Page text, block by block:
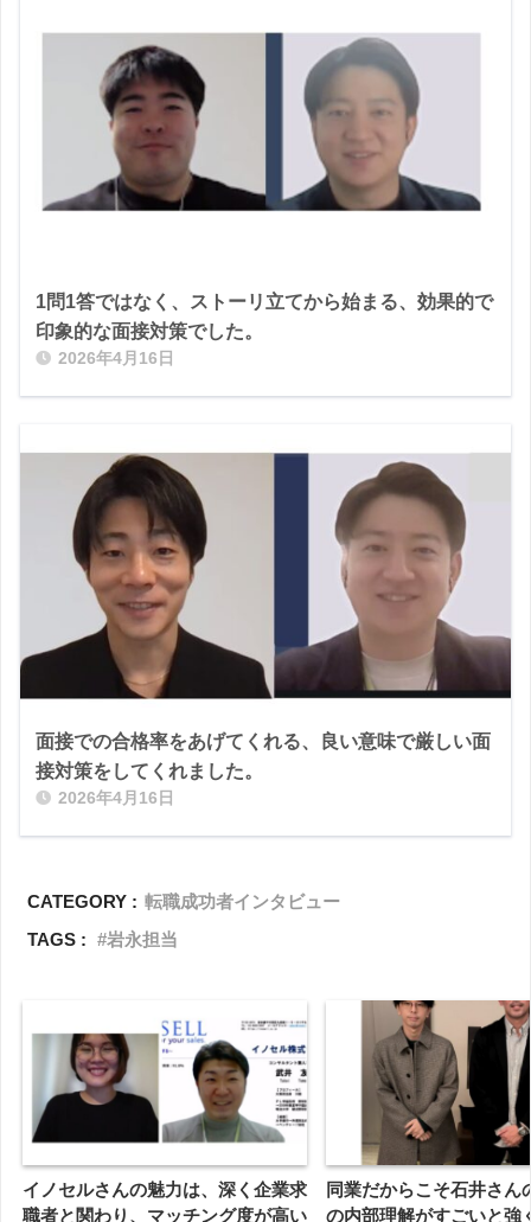
1問1答ではなく、ストーリ立てから始まる、効果的で
印象的な面接対策でした。
2026年4月16日
面接での合格率をあげてくれる、良い意味で厳しい面
接対策をしてくれました。
2026年4月16日
CATEGORY : 転職成功者インタビュー
TAGS :
岩永担当
イノセルさんの魅力は、深く企業求
職者と関わり、マッチング度が高い
同業だからこそ石井さん
の内部理解がすごいと強